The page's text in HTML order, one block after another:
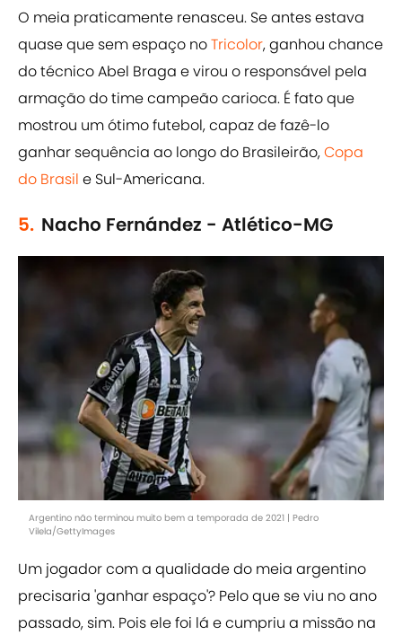
O meia praticamente renasceu. Se antes estava
quase que sem espaço noTricolor, ganhou chance
do técnico Abel Braga e virou o responsável pela
armação do time campeão carioca. É fato que
mostrou um ótimo futebol, capaz de fazê-lo
ganhar sequência ao longo do Brasileirão,Copa
do Brasil e Sul-Americana.
5. Nacho Fernández - Atlético-MG
Argentino não terminou muito bem a temporada de 2021 | Pedro
Vilela/GettyImages
Um jogador com a qualidade do meia argentino
precisaria 'ganhar espaço'? Pelo que se viu no ano
passado, sim. Pois ele foi lá e cumpriu a missão na